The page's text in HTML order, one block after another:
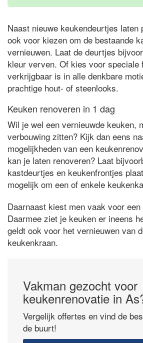
Naast nieuwe keukendeurtjes laten
ook voor kiezen om de bestaande
vernieuwen. Laat de deurtjes
kleur verven. Of kies voor speciale
verkrijgbaar is in alle denkbare
prachtige hout- of steenlooks.
Keuken renoveren in 1 dag
Wil je wel een vernieuwde keuken,
verbouwing zitten? Kijk dan eens
mogelijkheden van een
kan je laten renoveren? Laat
kastdeurtjes en keukenfrontjes
mogelijk om een of enkele
Daarnaast kiest men vaak voor
Daarmee ziet je keuken er ineens
geldt ook voor het vernieuwen van
keukenkraan.
Vakman gezocht voor
keukenrenovatie in
Vergelijk offertes en vind de
de buurt!